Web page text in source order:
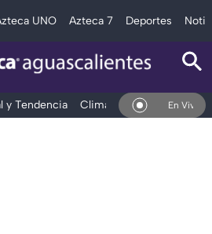
UNO Azteca 7 Deportes
y Tendencia Clima Deportes En Vivo